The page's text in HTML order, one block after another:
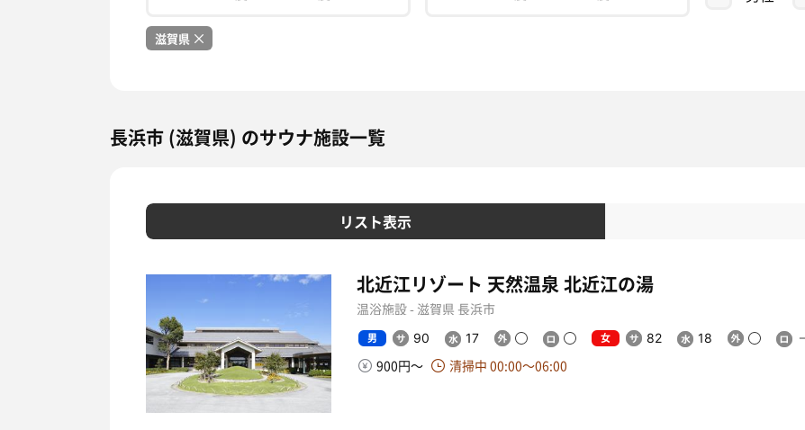
滋賀県
長浜市 (滋賀県) のサウナ施設一覧
リスト表示
北近江リゾート 天然温泉 北近江の湯
温浴施設 - 滋賀県 長浜市
男 90 17 女 82 18
900円〜 清掃中 00:00〜06:00